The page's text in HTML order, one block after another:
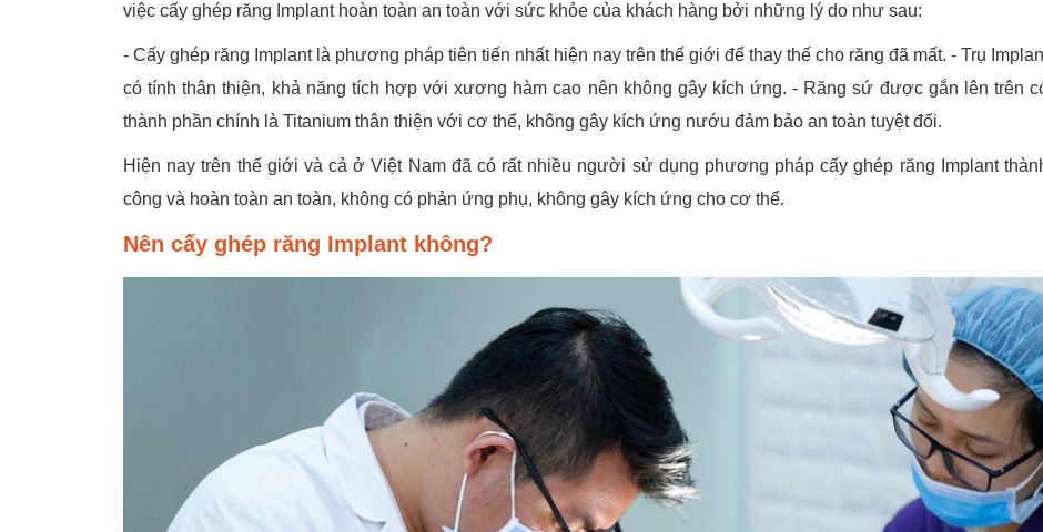
việc cấy ghép răng Implant hoàn toàn an toàn với sức khỏe của khách hàng bởi những lý do như sau:
- Cấy ghép răng Implant là phương pháp tiên tiến nhất hiện nay trên thế giới để thay thế cho răng đã mất. - Trụ
có tính thân thiện, khả năng tích hợp với xương hàm cao nên không gây kích ứng. - Răng sứ được gắn lên trên
thành phần chính là Titanium thân thiện với cơ thể, không gây kích ứng nướu đảm bảo an toàn tuyệt đối.
Hiện nay trên thế giới và cả ở Việt Nam đã có rất nhiều người sử dụng phương pháp cấy ghép răng Implant
công và hoàn toàn an toàn, không có phản ứng phụ, không gây kích ứng cho cơ thể.
Nên cấy ghép răng Implant không?